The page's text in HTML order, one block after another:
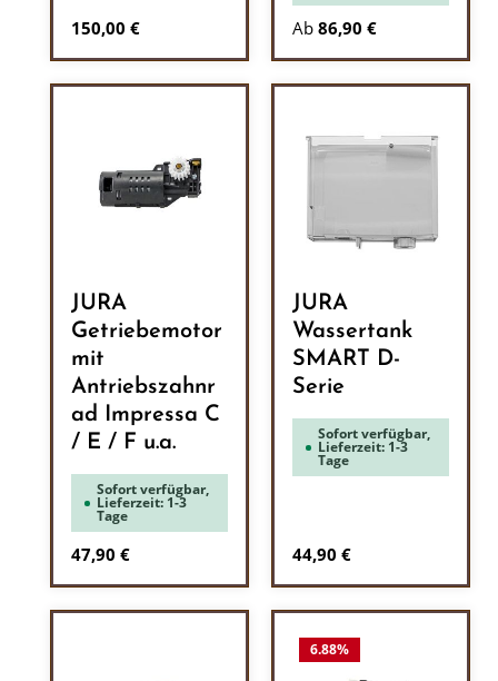
Regulärer Preis:
150,00 € Ab 86,90 €
JURA
Getriebemotor
mit
Antriebszahnr
ad Impressa C
/ E / F u.a.
Sofort verfügbar,
Lieferzeit: 1-3
Tage
Regulärer Preis:
47,90 €
JURA
Wassertank
SMART D-
Serie
Sofort verfügbar,
Lieferzeit: 1-3
Tage
Regulärer Preis:
44,90 €
6.88%